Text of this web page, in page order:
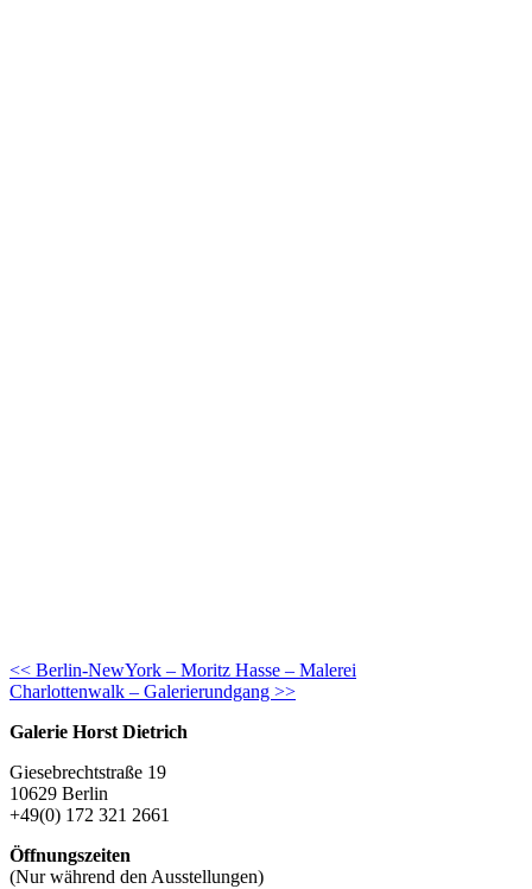
Continue
Reading
<< Berlin-NewYork – Moritz Hasse – Malerei
Charlottenwalk – Galerierundgang >>
Galerie Horst Dietrich
Giesebrechtstraße 19
10629 Berlin
+49(0) 172 321 2661
Öffnungszeiten
(Nur während den Ausstellungen)